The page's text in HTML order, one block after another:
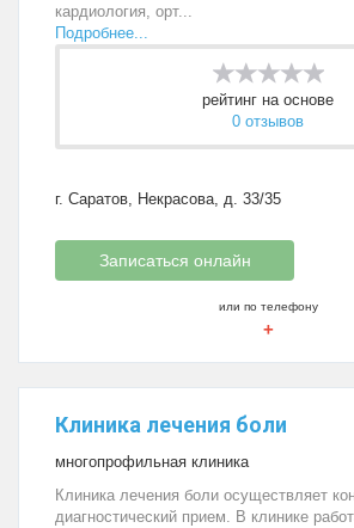
кардиология, орт...
Подробнее...
рейтинг на основе
0 отзывов
г. Саратов, Некрасова, д. 33/35
Записаться онлайн
или по телефону
+
Клиника лечения боли
многопрофильная клиника
Клиника лечения боли осуществляет
диагностический прием. В клинике